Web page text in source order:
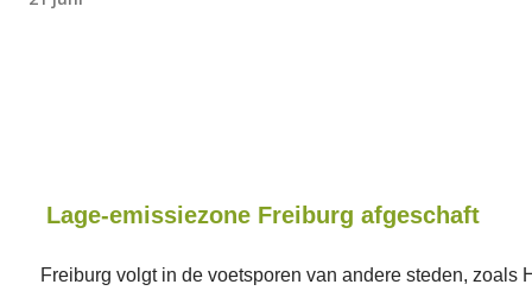
Lage-emissiezone Freiburg afgeschaft
Freiburg volgt in de voetsporen van andere steden, zoals